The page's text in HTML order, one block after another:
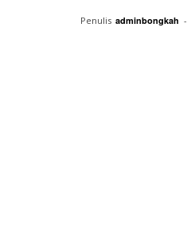
Penulis adminbongkah -